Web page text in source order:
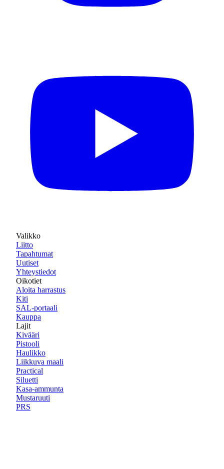
Valikko
Liitto
Tapahtumat
Uutiset
Yhteystiedot
Oikotiet
Aloita harrastus
Kiti
SAL-portaali
Kauppa
Lajit
Kivääri
Pistooli
Haulikko
Liikkuva maali
Practical
Siluetti
Kasa-ammunta
Mustaruuti
PRS